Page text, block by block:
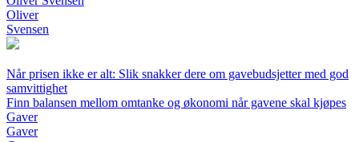
Oliver
Svensen
Når prisen ikke er alt: Slik snakker dere om gavebudsjetter med god
samvittighet
Finn balansen mellom omtanke og økonomi når gavene skal kjøpes
Gaver
Gaver